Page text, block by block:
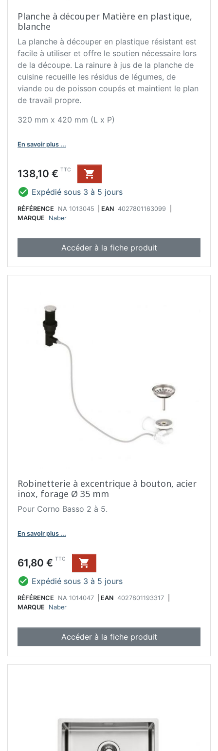
Planche à découper Matière en plastique,
blanche
La planche à découper en plastique résistant est
facile à utiliser et offre le soutien nécessaire lors
de la découpe. La rainure à jus de la planche de
cuisine recueille les résidus de légumes, de
viande ou de poisson coupés et maintient le plan
de travail propre.
320 mm x 420 mm (L x P)
En savoir plus ...
Prix
138,10 € TTC

 Expédié sous 3 à 5 jours
RÉFÉRENCE NA 1013045 EAN 4027801163099
MARQUE
Naber
Accéder à la fiche produit
Robinetterie à excentrique à bouton, acier
inox, forage Ø 35 mm
Pour Corno Basso 2 à 5.
En savoir plus ...
Prix
61,80 € TTC

 Expédié sous 3 à 5 jours
RÉFÉRENCE NA 1014047 EAN 4027801193317
MARQUE
Naber
Accéder à la fiche produit